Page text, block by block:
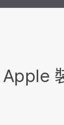
Apple